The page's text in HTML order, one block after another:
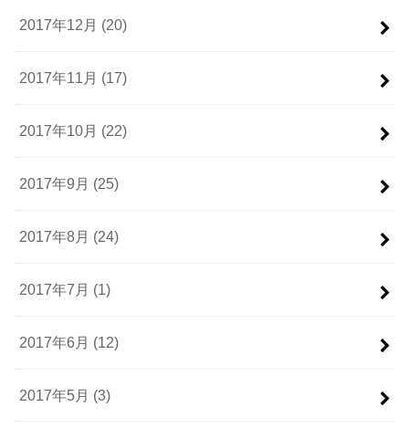
2017年12月 (20)
2017年11月 (17)
2017年10月 (22)
2017年9月 (25)
2017年8月 (24)
2017年7月 (1)
2017年6月 (12)
2017年5月 (3)